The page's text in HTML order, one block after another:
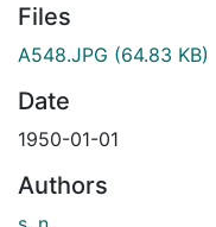
Files
A548.JPG (64.83 KB)
Date
1950-01-01
Authors